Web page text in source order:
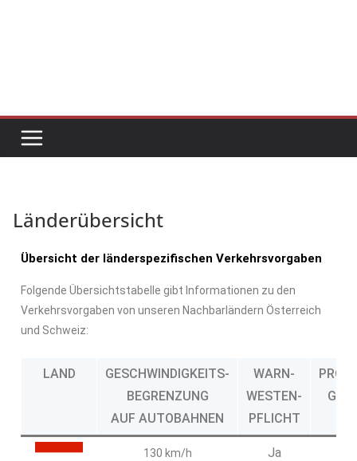
Länderübersicht
Übersicht der länderspezifischen Verkehrsvorgaben
Folgende Übersichtstabelle gibt Informationen zu den
Verkehrsvorgaben von unseren Nachbarländern Österreich
und Schweiz:
LAND
GESCHWINDIGKEITS-
BEGRENZUNG
AUF AUTOBAHNEN
WARN-
WESTEN-
PFLICHT
130 km/h
Ja